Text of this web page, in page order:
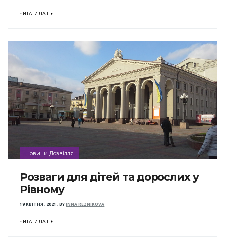
ЧИТАТИ ДАЛІ
Новини Дозвілля
Розваги для дітей та дорослих у
Рівному
19 КВІТНЯ , 2021 ,BYINNA REZNIKOVA
ЧИТАТИ ДАЛІ